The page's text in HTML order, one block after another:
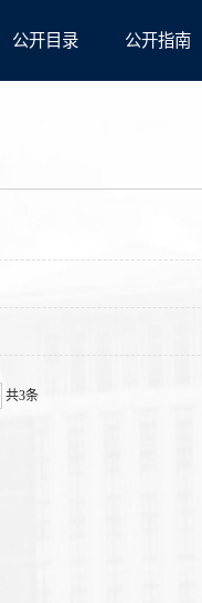
公开目录 公开指南
共3条